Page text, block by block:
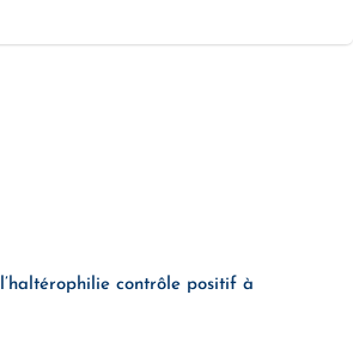
contrôle positif à